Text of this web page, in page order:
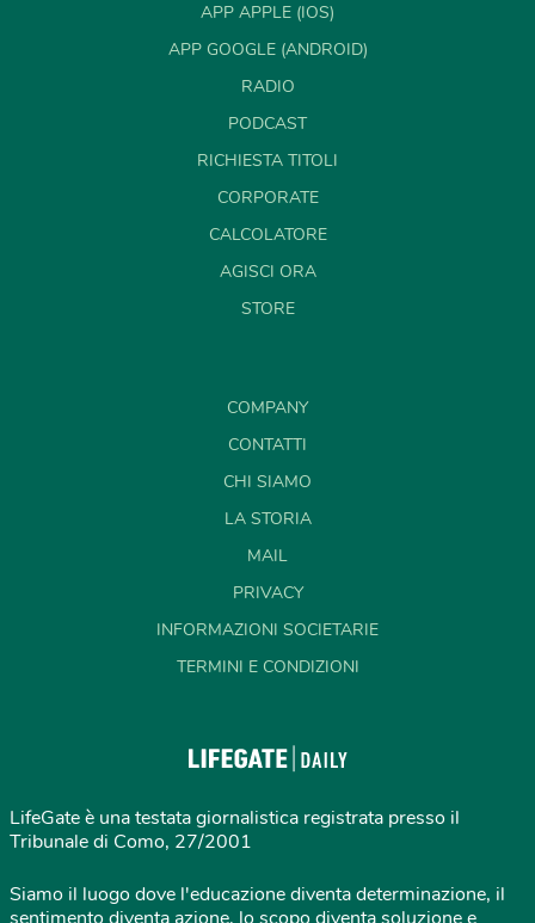
APP APPLE (IOS)
APP GOOGLE (ANDROID)
RADIO
PODCAST
RICHIESTA TITOLI
CORPORATE
CALCOLATORE
AGISCI ORA
STORE
COMPANY
CONTATTI
CHI SIAMO
LA STORIA
MAIL
PRIVACY
INFORMAZIONI SOCIETARIE
TERMINI E CONDIZIONI
LifeGate è una testata giornalistica registrata presso il
Tribunale di Como, 27/2001
Siamo il luogo dove l'educazione diventa determinazione, il